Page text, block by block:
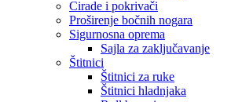
Cirade i pokrivači
Proširenje bočnih nogara
Sigurnosna oprema
Sajla za zaključavanje
Štitnici
Štitnici za ruke
Štitnici hladnjaka